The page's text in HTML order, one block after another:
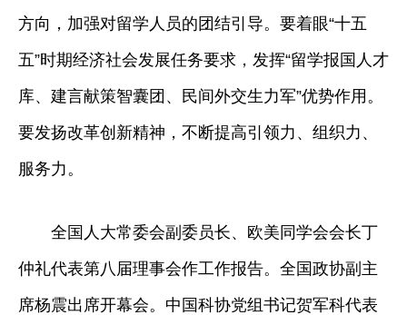
方向，加强对留学人员的团结引导。要着眼“十五
五”时期经济社会发展任务要求，发挥“留学报国人才
库、建言献策智囊团、民间外交生力军”优势作用。
要发扬改革创新精神，不断提高引领力、组织力、
服务力。
全国人大常委会副委员长、欧美同学会会长丁
仲礼代表第八届理事会作工作报告。全国政协副主
席杨震出席开幕会。中国科协党组书记贺军科代表